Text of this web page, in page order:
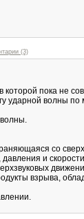
(3)
которой пока не
ударной волны
со
и
взрыва,